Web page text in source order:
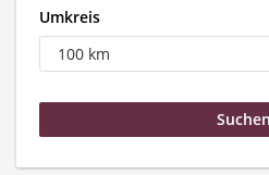
Umkreis